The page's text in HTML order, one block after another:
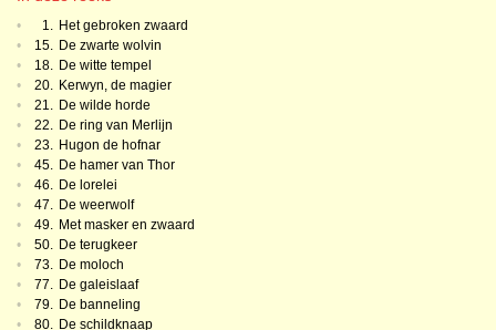
• 1. Het gebroken zwaard
•
15. De zwarte wolvin
•
18. De witte tempel
•
20. Kerwyn, de magier
•
21. De wilde horde
•
22. De ring van Merlijn
•
23. Hugon de hofnar
•
45. De hamer van Thor
•
46. De lorelei
•
47. De weerwolf
•
49. Met masker en zwaard
•
50. De terugkeer
•
73. De moloch
•
77. De galeislaaf
•
79. De banneling
•
80. De schildknaap